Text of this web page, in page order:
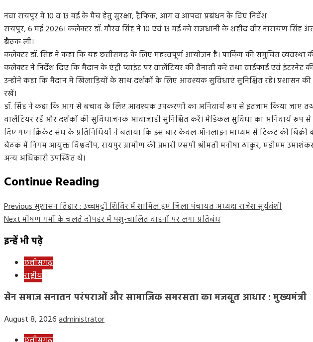
नवा रायपुर में 10 व 13 मई के मैच हेतु सुरक्षा, ट्रैफिक, आग व आपदा प्रबंधन के दिए निर्देश
रायपुर, 6 मई 2026। कलेक्टर डॉ. गौरव सिंह ने 10 एवं 13 मई को राजधानी के शहीद वीर नारायण
बैठक ली।
कलेक्टर डॉ. सिंह ने कहा कि यह छत्तीसगढ़ के लिए महत्वपूर्ण आयोजन है। पार्किंग की समुचित व्यवस्था
कलेक्टर ने निर्देश दिए कि मैदान के एंट्री प्वाइंट पर वालेंटियर की तैनाती करें तथा वाईफाई एवं इंटरनेट
उन्होंने कहा कि मैदान में खिलाड़ियों के साथ दर्शकों के लिए आवश्यक सुविधाएं सुनिश्चित रहें।
रखें।
डॉ. सिंह ने कहा कि आग से बचाव के लिए आवश्यक उपकरणों का अनिवार्य रूप से इंतजाम किया जाए
वालेंटियर रहें और दर्शकों की सुविधाजनक आवाजाही सुनिश्चित करें। मेडिकल सुविधा का अनिवार्य रूप
दिए गए। क्रिकेट संघ के प्रतिनिधियों ने बताया कि इस बार केवल ऑनलाइन माध्यम से टिकट की बिक्री
बैठक में निगम आयुक्त विश्वदीप, रायपुर ग्रामीण की प्रभारी एसपी श्रीमती मनीषा ठाकुर, एडीएम
अन्य अधिकारी उपस्थित थे।
Continue Reading
Previousसुशासन तिहार : उच्चभट्ठी शिविर में शामिल हुए जिला पंचायत अध्यक्ष राजेश सूर्यवंशी
Nextभीषण गर्मी के चलते दोपहर में पशु-चालित वाहनों पर लगा प्रतिबंध
इन्हें भी पढ़े
छत्तीसगढ़
राष्ट्रीय
सेन समाज सनातन परंपराओं और सामाजिक समरसता का मजबूत आधार : मुख्यमंत्री
August 8, 2026administrator